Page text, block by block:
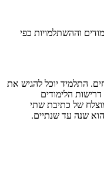
וההשתלמויות כפי
התלמיד יוכל להגיש את
הלימודים
של כתיבת שתי
שנה עד שנתיים.